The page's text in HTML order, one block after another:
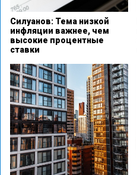
Силуанов: Тема низкой
инфляции важнее, чем
высокие процентные
ставки